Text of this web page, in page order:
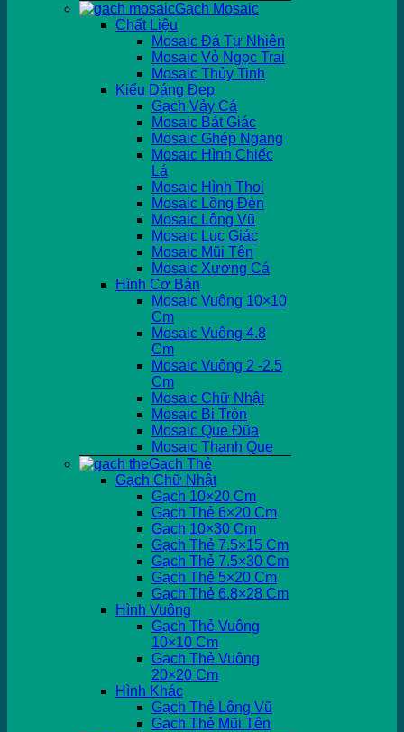
Gạch Mosaic
Chất Liệu
Mosaic Đá Tự Nhiên
Mosaic Vỏ Ngọc Trai
Mosaic Thủy Tinh
Kiểu Dáng Đẹp
Gạch Vảy Cá
Mosaic Bát Giác
Mosaic Ghép Ngang
Mosaic Hình Chiếc
Lá
Mosaic Hình Thoi
Mosaic Lồng Đèn
Mosaic Lông Vũ
Mosaic Lục Giác
Mosaic Mũi Tên
Mosaic Xương Cá
Hình Cơ Bản
Mosaic Vuông 10×10
Cm
Mosaic Vuông 4.8
Cm
Mosaic Vuông 2 -2.5
Cm
Mosaic Chữ Nhật
Mosaic Bi Tròn
Mosaic Que Đũa
Mosaic Thanh Que
Gạch Thẻ
Gạch Chữ Nhật
Gạch 10×20 Cm
Gạch Thẻ 6×20 Cm
Gạch 10×30 Cm
Gạch Thẻ 7.5×15 Cm
Gạch Thẻ 7.5×30 Cm
Gạch Thẻ 5×20 Cm
Gạch Thẻ 6.8×28 Cm
Hình Vuông
Gạch Thẻ Vuông
10×10 Cm
Gạch Thẻ Vuông
20×20 Cm
Hình Khác
Gạch Thẻ Lông Vũ
Gạch Thẻ Mũi Tên